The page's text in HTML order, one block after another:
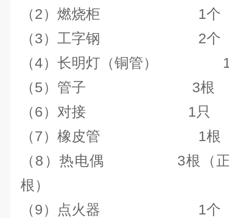
（2）燃烧柜 1个
（3）工字钢 2个
（4）长明灯（铜管）
（5）管子 3根
（6）对接 1只
（7）橡皮管 1根
（8）热电偶 3根（正面
根）
（9）点火器 1个